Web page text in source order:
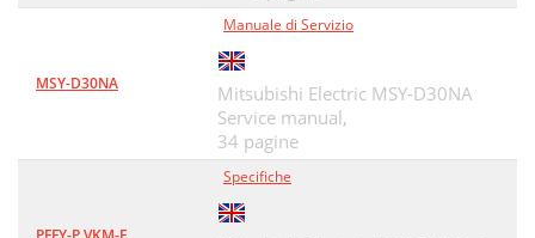
MSY-D30NA
Manuale di Servizio
Mitsubishi Electric MSY-D30NA
Service manual,
34 pagine
Specifiche